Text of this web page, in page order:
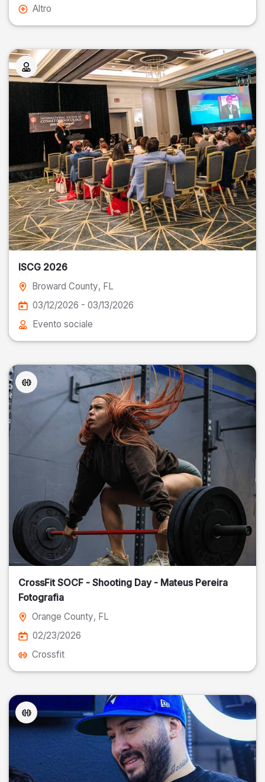
Altro
ISCG 2026
Broward County, FL
03/12/2026 - 03/13/2026
Evento sociale
CrossFit SOCF - Shooting Day - Mateus Pereira
Fotografia
Orange County, FL
02/23/2026
Crossfit